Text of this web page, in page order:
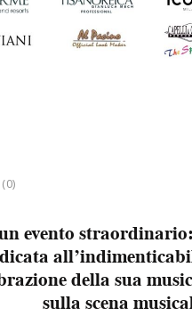
(0)
evento
della sua
sulla scena